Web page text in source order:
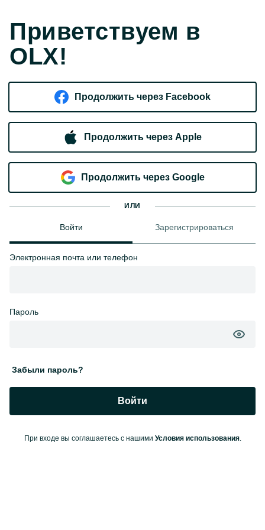
Приветствуем в
OLX!
Продолжить через Facebook
Продолжить через Apple
Продолжить через Google
ИЛИ
Войти Зарегистрироваться
Электронная почта или телефон
Пароль
Забыли пароль?
Войти
При входе вы соглашаетесь с нашими Условия использования.